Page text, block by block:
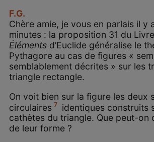
F.G.
Chère amie, je vous en parlais il y
minutes : la proposition 31 du
Élémentsd’Euclide généralise le
Pythagore au cas de figures «
semblablement décrites » sur les
triangle rectangle.
On voit bien sur la figure les deux
circulaires 7
identiques construits
cathètes du triangle. Que peut-on
de leur forme ?